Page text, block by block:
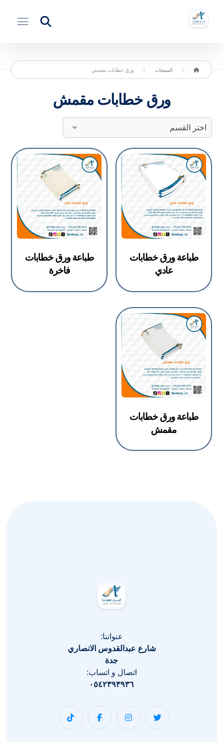
المنتجات ورق خطابات مقمش
ورق خطابات مقمش
طباعة ورق خطابات
عادي
طباعة ورق خطابات
فاخرة
طباعة ورق خطابات
مقمش
عنواننا:
شارع عبدالقدوس الانصاري
جدة
اتصال و اتساب:
٠٥٤٢٣٩٣٩٣٦